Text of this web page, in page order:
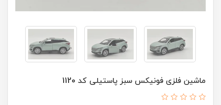
ماشین فلزی فونیکس سبز پاستیلی کد 1120